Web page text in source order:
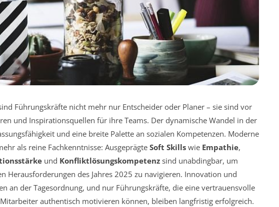
Führungskräfte nicht mehr nur Entscheider oder Planer – sie sind vor
und Inspirationsquellen für ihre Teams. Der dynamische Wandel in der
und eine breite Palette an sozialen Kompetenzen. Moderne
als reine Fachkenntnisse: Ausgeprägte Soft Skills wie Empathie,
und Konfliktlösungskompetenz sind unabdingbar, um
Herausforderungen des Jahres 2025 zu navigieren. Innovation und
an der Tagesordnung, und nur Führungskräfte, die eine vertrauensvolle
authentisch motivieren können, bleiben langfristig erfolgreich.